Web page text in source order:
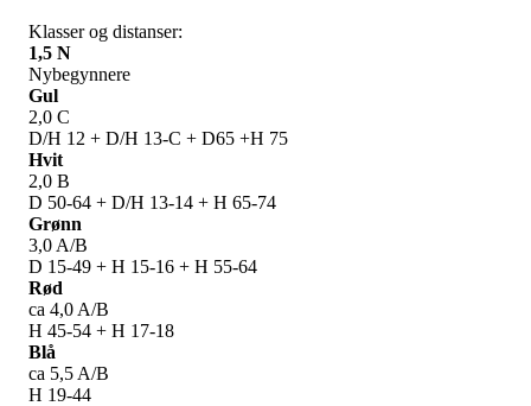
Klasser og distanser:
1,5 N
Nybegynnere
Gul
2,0 C
D/H 12 + D/H 13-C + D65 +H 75
Hvit
2,0 B
D 50-64 + D/H 13-14 + H 65-74
Grønn
3,0 A/B
D 15-49 + H 15-16 + H 55-64
Rød
ca 4,0 A/B
H 45-54 + H 17-18
Blå
ca 5,5 A/B
H 19-44